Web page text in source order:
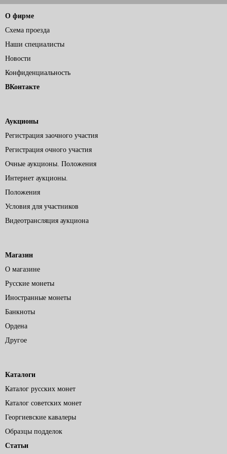
О фирме
Схема проезда
Наши специалисты
Новости
Конфиденциальность
ВКонтакте
Аукционы
Регистрация заочного участия
Регистрация очного участия
Очные аукционы. Положения
Интернет аукционы.
Положения
Условия для участников
Видеотрансляция аукциона
Магазин
О магазине
Русские монеты
Иностранные монеты
Банкноты
Ордена
Другое
Каталоги
Каталог русских монет
Каталог советских монет
Георгиевские кавалеры
Образцы подделок
Статьи